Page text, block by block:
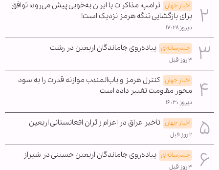
اخبار جهان ترامپ: مذاکرات با ایران به‌خوبی پیش می‌رود؛ توافق
برای بازگشایی تنگه هرمز نزدیک است!
دیروز ۱۷:۲۸
چندرسانه‌ای پیاده‌روی جاماندگان اربعین در رشت
۳ روز قبل
اخبار جهان کنترل هرمز و باب‌المندب موازنه قدرت را به سود
محور مقاومت تغییر داده است
دیروز ۱۶:۳۰
اخبار جهان تأخیر عراق در اعزام زائران افغانستانی اربعین
۲ روز قبل
چندرسانه‌ای پیاده‌روی جاماندگان اربعین حسینی در شیراز
۳ روز قبل